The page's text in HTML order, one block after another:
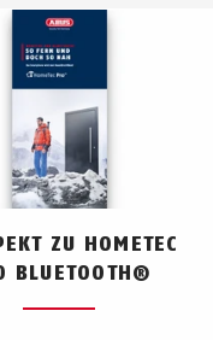
ZU HOMETEC
BLUETOOTH®